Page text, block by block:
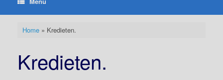
Home» Kredieten.
Kredieten.